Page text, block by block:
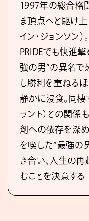
1997年の総合格
ま頂点へと駆け上
イン・ジョンソン
PRIDEでも快進
強の男”の異名で
し勝利を重ねる
静かに浸食。同棲
ラント）との関係
剤への依存を深め
を喫した“最強の
き合い、人生の
むことを決意する